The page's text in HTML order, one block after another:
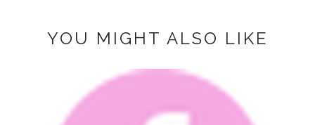
YOU MIGHT ALSO LIKE